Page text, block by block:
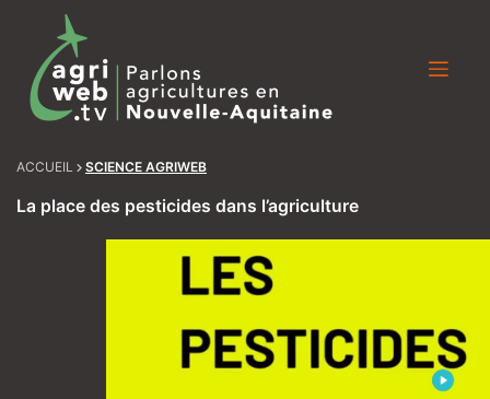
ACCUEIL SCIENCE AGRIWEB
La place des pesticides dans l’agriculture